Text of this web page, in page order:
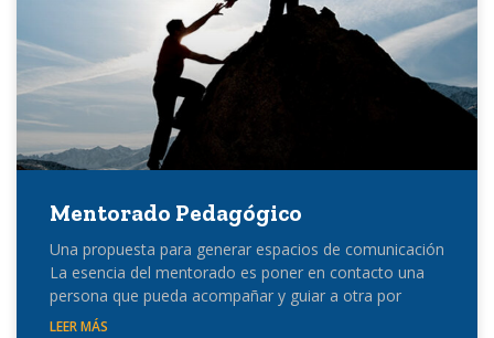
Mentorado Pedagógico
Una propuesta para generar espacios de comunicación
La esencia del mentorado es poner en contacto una
persona que pueda acompañar y guiar a otra por
LEER MÁS